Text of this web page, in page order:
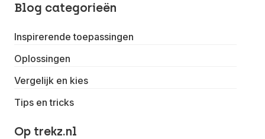
Blog categorieën
Inspirerende toepassingen
Oplossingen
Vergelijk en kies
Tips en tricks
Op trekz.nl